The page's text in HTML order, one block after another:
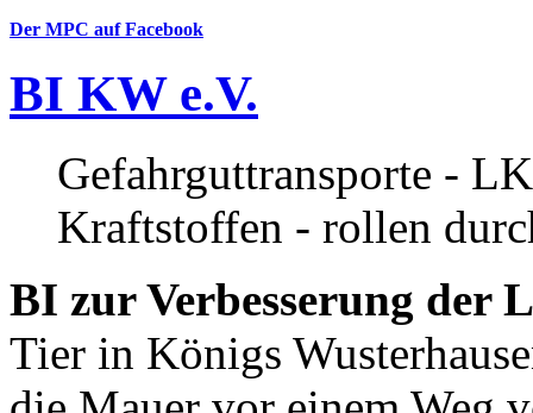
Der MPC auf Facebook
BI KW e.V.
Gefahrguttransporte -
Kraftstoffen - rollen
BI zur Verbesserung der
Tier in Königs